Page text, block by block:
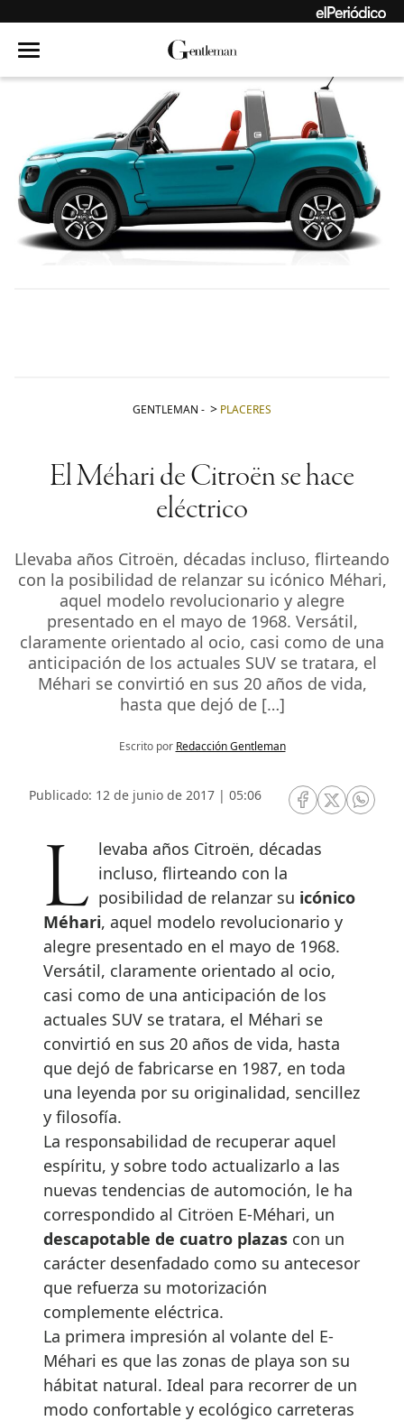
GENTLEMAN - PLACERES
El Méhari de Citroën se hace
eléctrico
Llevaba años Citroën, décadas incluso, flirteando
con la posibilidad de relanzar su icónico Méhari,
aquel modelo revolucionario y alegre
presentado en el mayo de 1968. Versátil,
claramente orientado al ocio, casi como de una
anticipación de los actuales SUV se tratara, el
Méhari se convirtió en sus 20 años de vida,
hasta que dejó de […]
Escrito por Redacción Gentleman
Publicado: 12 de junio de 2017 | 05:06
RRSS Facebook
RRSSRRSS
Llevaba años Citroën, décadas incluso, flirteando con la
posibilidad de relanzar su icónico
Méhari, aquel modelo revolucionario y
alegre presentado en el mayo de 1968.
Versátil, claramente orientado al ocio,
casi como de una anticipación de los
actuales SUV se tratara, el Méhari se
convirtió en sus 20 años de vida, hasta
que dejó de fabricarse en 1987, en toda
una leyenda por su originalidad, sencillez
y filosofía.
La responsabilidad de recuperar aquel
espíritu, y sobre todo actualizarlo a las
nuevas tendencias de automoción, le ha
correspondido al Citröen E-Méhari, un
descapotable de cuatro plazas con un
carácter desenfadado como su antecesor
que refuerza su motorización
complemente eléctrica.
La primera impresión al volante del E-
Méhari es que las zonas de playa son su
hábitat natural. Ideal para recorrer de un
modo confortable y ecológico carreteras